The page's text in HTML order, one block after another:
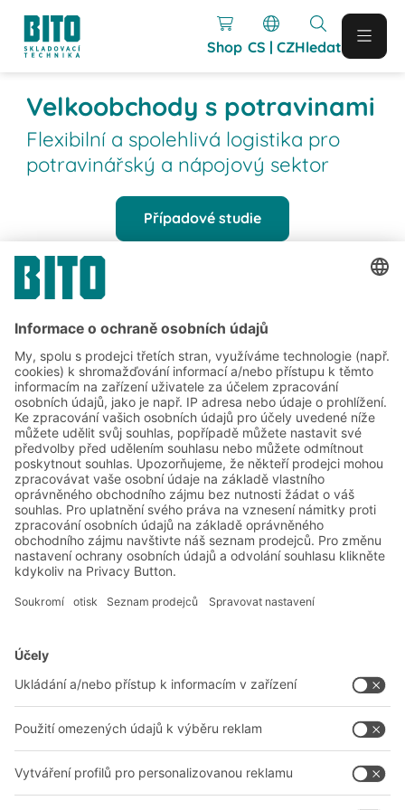
Shop CS | CZHledat
Velkoobchody s potravinami
Flexibilní a spolehlivá logistika pro
potravinářský a nápojový sektor
Případové studie
Reference
Projekty BITO realizované v
sektoru potravin a nápojů
Řešení BITO
Řešení pro intralogistiku
Boxy & přepravky
Naše služby
Poradenství a služby
Společnost
O nás
Naše celosvětová síť
Naše závody
Sledujte nás